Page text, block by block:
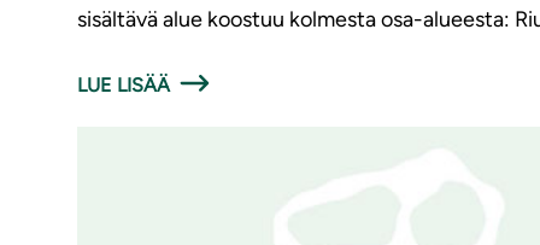
sisältävä alue koostuu kolmesta osa-alueesta:
LUE LISÄÄ